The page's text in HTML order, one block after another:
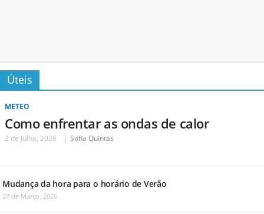
Úteis
METEO
Como enfrentar as ondas de calor
2 de Julho, 2026 Sofia Quintas
Mudança da hora para o horário de Verão
27 de Março, 2026